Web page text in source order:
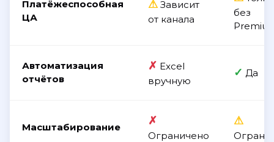
Платёжеспособная
ЦА
⚠ Зависит
от канала
без
Автоматизация
отчётов
✗ Excel
вручную
✓ Да
Масштабирование ✗
Ограничено
⚠